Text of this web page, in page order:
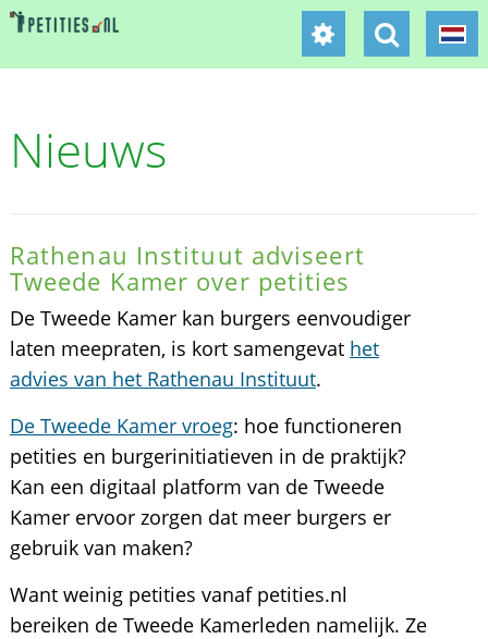
Nieuws
Rathenau Instituut adviseert
Tweede Kamer over petities
De Tweede Kamer kan burgers eenvoudiger
laten meepraten, is kort samengevat het
advies van het Rathenau Instituut.
De Tweede Kamer vroeg: hoe functioneren
petities en burgerinitiatieven in de praktijk?
Kan een digitaal platform van de Tweede
Kamer ervoor zorgen dat meer burgers er
gebruik van maken?
Want weinig petities vanaf petities.nl
bereiken de Tweede Kamerleden namelijk. Ze